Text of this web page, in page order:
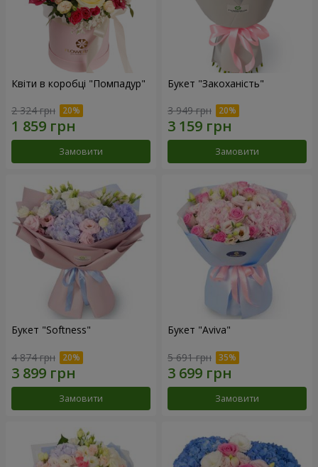
Квіти в коробці "Помпадур"
2 324 грн
Замовити
Букет "Закоханість"
3 949 грн
Замовити
Букет "Softness"
4 874 грн
Замовити
Букет "Aviva"
5 691 грн
Замовити